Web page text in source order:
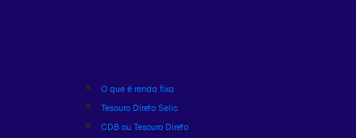
O que é renda fixa
Tesouro Direto Selic
CDB ou Tesouro Direto